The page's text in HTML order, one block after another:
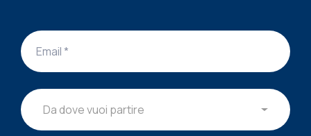
Da dove vuoi partire